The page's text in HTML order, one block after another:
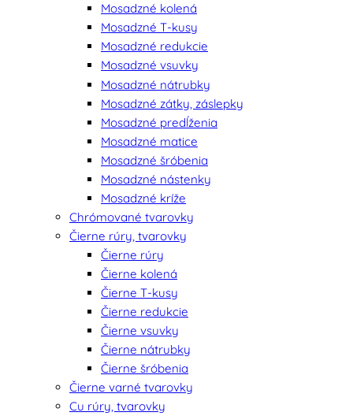
Mosadzné kolená
Mosadzné T-kusy
Mosadzné redukcie
Mosadzné vsuvky
Mosadzné nátrubky
Mosadzné zátky, záslepky
Mosadzné predĺženia
Mosadzné matice
Mosadzné šróbenia
Mosadzné nástenky
Mosadzné kríže
Chrómované tvarovky
Čierne rúry, tvarovky
Čierne rúry
Čierne kolená
Čierne T-kusy
Čierne redukcie
Čierne vsuvky
Čierne nátrubky
Čierne šróbenia
Čierne varné tvarovky
Cu rúry, tvarovky